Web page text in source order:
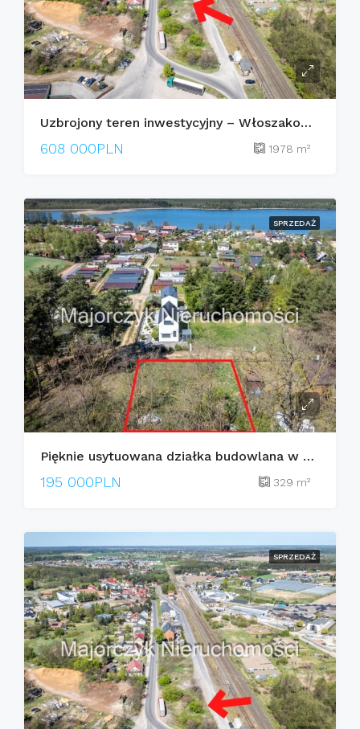
Uzbrojony teren inwestycyjny – Włoszakowice, Jana Otto
608 000PLN 1978 m²
SPRZEDAŻ
Pięknie usytuowana działka budowlana w Dominicach
195 000PLN 329 m²
SPRZEDAŻ